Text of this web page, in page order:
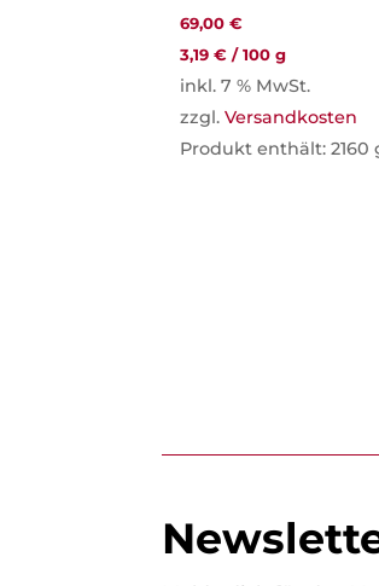
69,00€
3,19€ /100 g
inkl. 7 % MwSt.
zzgl.Versandkosten
Produkt enthält: 2160